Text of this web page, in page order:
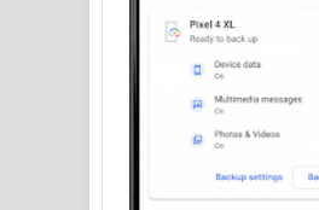
විමයි හිමි ගීතයේ පද
පාරනා ගීතයේ පද පෙළ